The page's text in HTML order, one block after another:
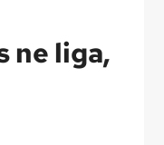
ne liga,